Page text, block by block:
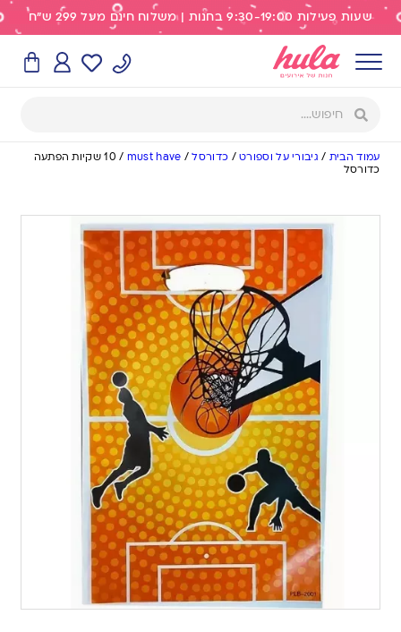
שעות פעילות 9:30-19:00 בחנות | משלוח חינם מעל 299 ש"ח
עמוד הבית / גיבורי על וספורט/ כדורסל/
must have
/
10 שקיות הפתעה
כדורסל